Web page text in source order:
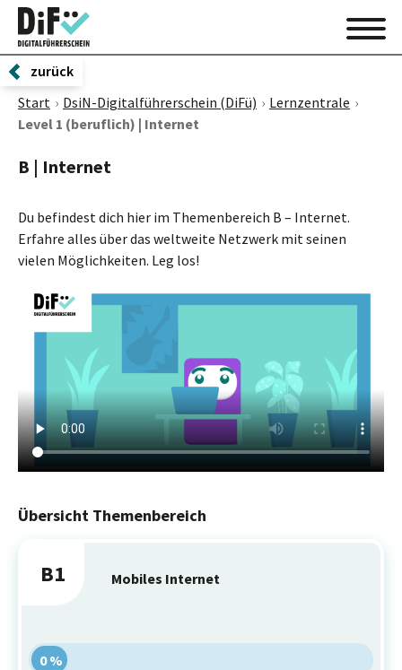
zurück
Start
DsiN-Digitalführerschein (DiFü)
Lernzentrale
Level 1 (beruflich) | Internet
B | Internet
Du befindest dich hier im Themenbereich B – Internet.
Erfahre alles über das weltweite Netzwerk mit seinen
vielen Möglichkeiten. Leg los!
Übersicht Themenbereich
B1 Mobiles Internet
0 %